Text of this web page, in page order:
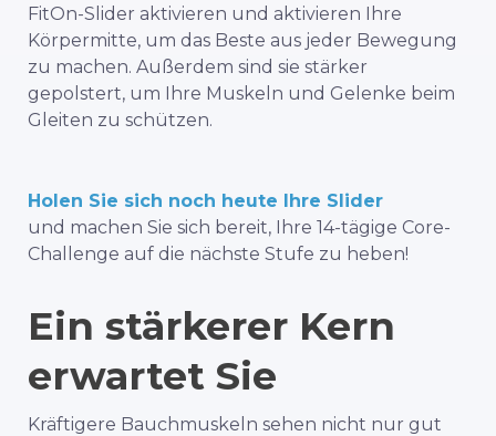
FitOn-Slider aktivieren und aktivieren Ihre
Körpermitte, um das Beste aus jeder Bewegung
zu machen. Außerdem sind sie stärker
gepolstert, um Ihre Muskeln und Gelenke beim
Gleiten zu schützen.
Holen Sie sich noch heute Ihre Slider
und machen Sie sich bereit, Ihre 14-tägige Core-
Challenge auf die nächste Stufe zu heben!
Ein stärkerer Kern
erwartet Sie
Kräftigere Bauchmuskeln sehen nicht nur gut